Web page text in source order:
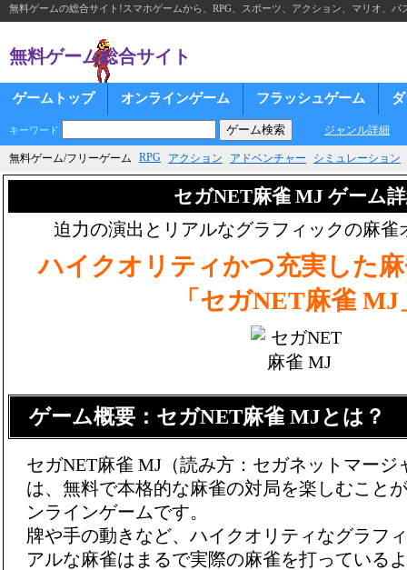
無料ゲームの総合サイト!スマホゲームから、RPG、スポーツ、アクション、マリオ、
無料ゲーム総合サイト
ゲームトップ オンラインゲーム フラッシュゲーム
キーワード ジャンル詳細
無料ゲーム/フリーゲーム RPG アクション アドベンチャー シミュレーション
セガNET麻雀 MJ ゲーム
迫力の演出とリアルなグラフィックの麻雀
ハイクオリティかつ充実した
「セガNET麻雀 MJ
ゲーム概要：セガNET麻雀 MJとは？
セガNET麻雀 MJ（読み方：セガネットマージ
は、無料で本格的な麻雀の対局を楽しむこと
ンラインゲームです。
牌や手の動きなど、ハイクオリティなグラフ
アルな麻雀はまるで実際の麻雀を打っている